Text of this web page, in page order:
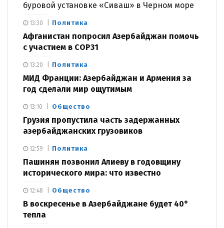
буровой установке «Сиваш» в Черном море
Политика
Афганистан попросил Азербайджан помочь
с участием в COP31
13:30
Политика
МИД Франции: Азербайджан и Армения за
год сделали мир ощутимым
13:20
Общество
Грузия пропустила часть задержанных
азербайджанских грузовиков
13:10
Политика
Пашинян позвонил Алиеву в годовщину
исторического мира: что известно
12:59
Общество
В воскресенье в Азербайджане будет 40°
тепла
12:48